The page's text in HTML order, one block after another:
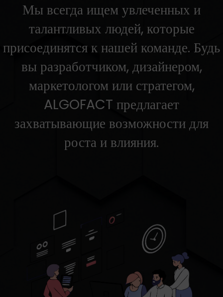
Мы всегда ищем увлеченных и
талантливых людей, которые
присоединятся к нашей команде. Будь
вы разработчиком, дизайнером,
маркетологом или стратегом,
ALGOFACT предлагает
захватывающие возможности для
роста и влияния.